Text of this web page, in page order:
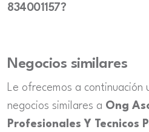
834001157?
Negocios similares
Le ofrecemos a continuación
negocios similares a Ong
Profesionales Y Tecnicos